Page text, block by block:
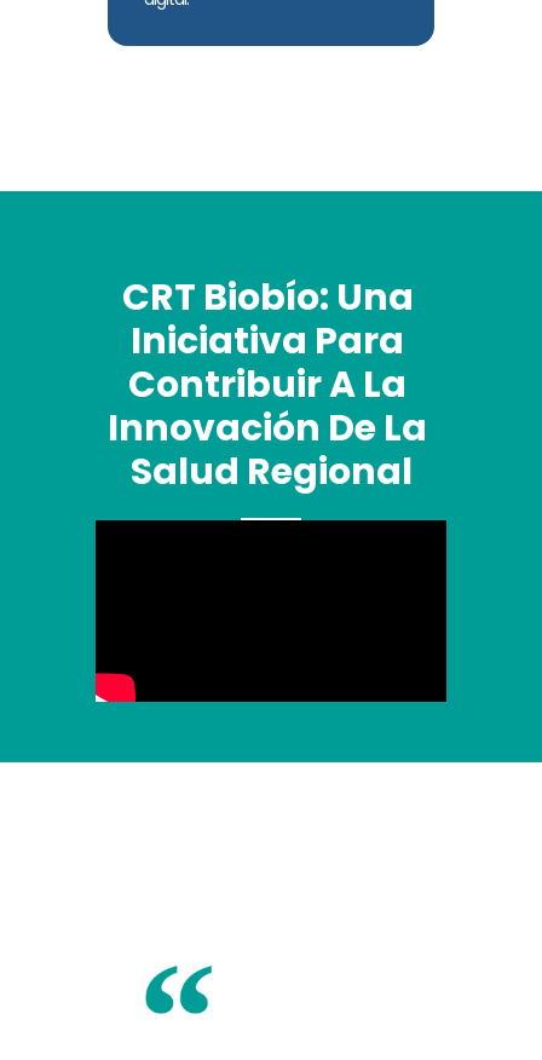
CRT Biobío: Una
Iniciativa Para
Contribuir A La
Innovación De La
Salud Regional